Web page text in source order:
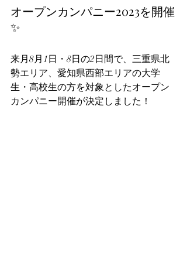
オープンカンパニー2023を開催
✨
来月8月1日・8日の2日間で、三重県北
勢エリア、愛知県西部エリアの大学
生・高校生の方を対象としたオープン
カンパニー開催が決定しました！